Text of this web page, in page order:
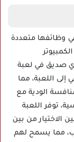
وظائفها متعددة
صديق في لعبة
اللعبة، مما
الودية مع
توفر اللعبة
الاختيار من بين
مما يسمح لهم